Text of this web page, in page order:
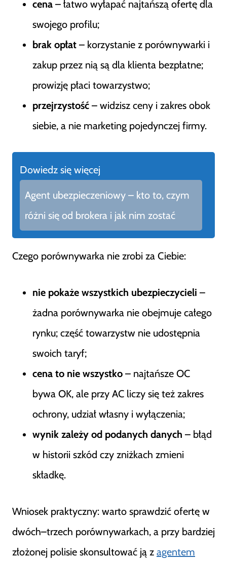
cena – łatwo wyłapać najtańszą ofertę dla
swojego profilu;
brak opłat – korzystanie z porównywarki i
zakup przez nią są dla klienta bezpłatne;
prowizję płaci towarzystwo;
przejrzystość – widzisz ceny i zakres obok
siebie, a nie marketing pojedynczej firmy.
Dowiedz się więcej
Agent ubezpieczeniowy – kto to, czym
różni się od brokera i jak nim zostać
Czego porównywarka nie zrobi za Ciebie:
nie pokaże wszystkich ubezpieczycieli –
żadna porównywarka nie obejmuje całego
rynku; część towarzystw nie udostępnia
swoich taryf;
cena to nie wszystko – najtańsze OC
bywa OK, ale przy AC liczy się też zakres
ochrony, udział własny i wyłączenia;
wynik zależy od podanych danych – błąd
w historii szkód czy zniżkach zmieni
składkę.
Wniosek praktyczny: warto sprawdzić ofertę w
dwóch–trzech porównywarkach, a przy bardziej
złożonej polisie skonsultować ją z agentem